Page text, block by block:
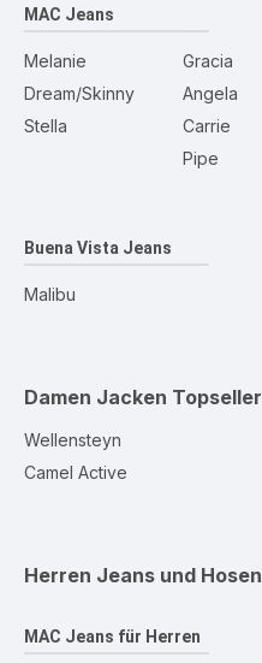
MAC Jeans
Melanie
Dream/Skinny
Stella
Gracia
Angela
Carrie
Pipe
Buena Vista Jeans
Malibu
Damen Jacken Topseller
Wellensteyn
Camel Active
Herren Jeans und Hosen
MAC Jeans für Herren